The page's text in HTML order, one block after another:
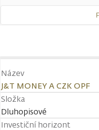
Název
J&T MONEY A CZK OPF
Složka
Dluhopisové
Investiční horizont